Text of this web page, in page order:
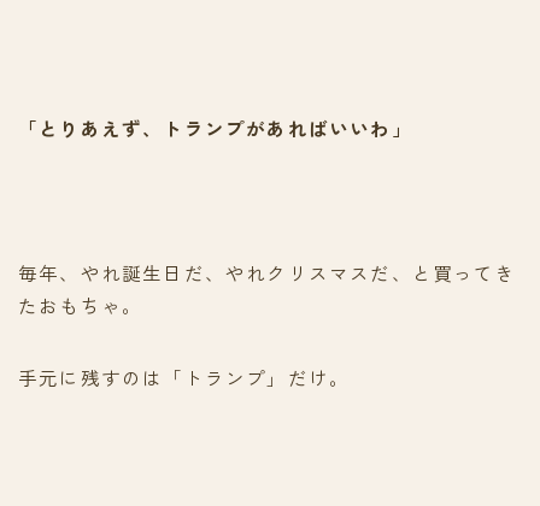
「とりあえず、トランプがあればいいわ」
毎年、やれ誕生日だ、やれクリスマスだ、と買ってき
たおもちゃ。
手元に残すのは「トランプ」だけ。